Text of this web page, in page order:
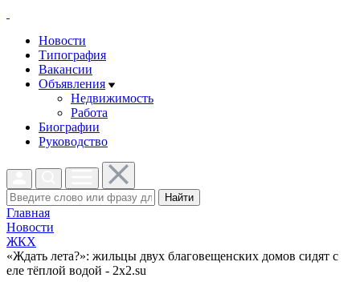
Новости
Типография
Вакансии
Объявления
Недвижимость
Работа
Биографии
Руководство
Найти
Главная
Новости
ЖКХ
«Ждать лета?»: жильцы двух благовещенских домов сидят с
еле тёплой водой - 2x2.su